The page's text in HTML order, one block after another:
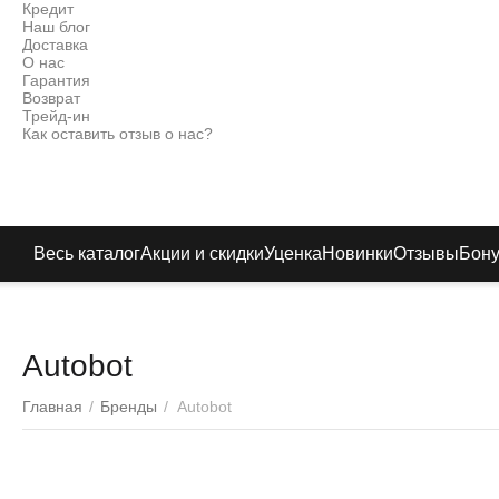
Кредит
Наш блог
Доставка
О нас
Гарантия
Возврат
Трейд-ин
Как оставить отзыв о нас?
Весь каталогАкции и скидкиУценкаНовинкиОтзывы
Autobot
Главная / Бренды / Autobot